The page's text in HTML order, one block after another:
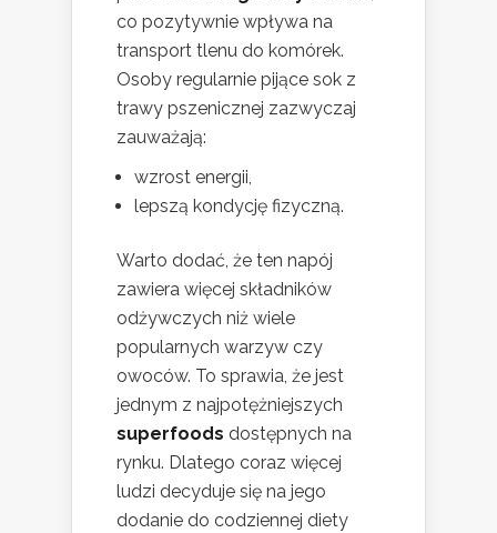
co pozytywnie wpływa na
transport tlenu do komórek.
Osoby regularnie pijące sok z
trawy pszenicznej zazwyczaj
zauważają:
wzrost energii,
lepszą kondycję fizyczną.
Warto dodać, że ten napój
zawiera więcej składników
odżywczych niż wiele
popularnych warzyw czy
owoców. To sprawia, że jest
jednym z najpotężniejszych
superfoods dostępnych na
rynku. Dlatego coraz więcej
ludzi decyduje się na jego
dodanie do codziennej diety